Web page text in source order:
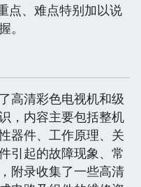
点、难点特别加以说
。
高清彩色电视机和级
，内容主要包括整机
器件、工作原理、关
引起的故障现象、常
附录收集了一些高清